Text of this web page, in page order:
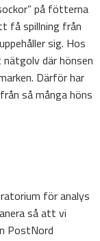
på fötterna
få spillning från
sig. Hos
där hönsen
Därför har
så många höns
för analys
så att vi
PostNord